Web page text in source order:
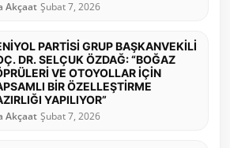
Akçaat Şubat 7, 2026
PARTİSİ GRUP BAŞKANVEKİLİ
DR. SELÇUK ÖZDAĞ: “BOĞAZ
VE OTOYOLLAR İÇİN
BİR ÖZELLEŞTİRME
YAPILIYOR”
Akçaat Şubat 7, 2026